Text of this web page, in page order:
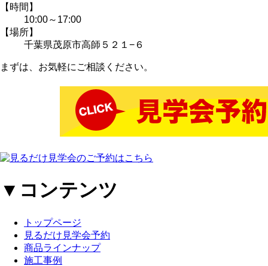
【時間】
10:00～17:00
【場所】
千葉県茂原市高師５２１−６
まずは、お気軽にご相談ください。
▼コンテンツ
トップページ
見るだけ見学会予約
商品ラインナップ
施工事例